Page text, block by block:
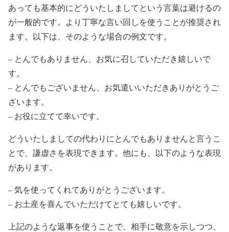
あっても基本的にどういたしましてという言葉は避けるの
が一般的です。より丁寧な言い回しを使うことが推奨され
ます。以下は、そのような場合の例文です。
– とんでもありません、お気に召していただき嬉しいで
す。
– とんでもございません、お気遣いいただきありがとうご
ざいます。
– お役に立てて幸いです。
どういたしましての代わりにとんでもありませんと言うこ
とで、謙虚さを表現できます。他にも、以下のような表現
があります。
– 気を使ってくれてありがとうございます。
– お土産を喜んでいただけてとても嬉しいです。
上記のような返事を使うことで、相手に敬意を示しつつ、